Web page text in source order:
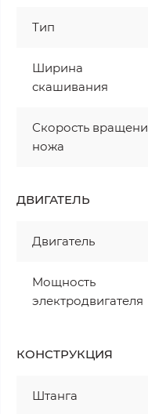
Тип
Ширина
скашивания
Скорость
ножа
ДВИГАТЕЛЬ
Двигатель
Мощность
электродвигателя
КОНСТРУКЦИЯ
Штанга